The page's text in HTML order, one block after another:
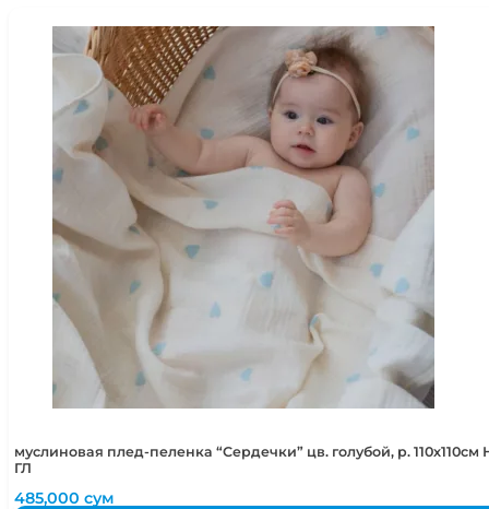
муслиновая плед-пеленка “Сердечки” цв. голубой, р.
ГЛ
485,000сум